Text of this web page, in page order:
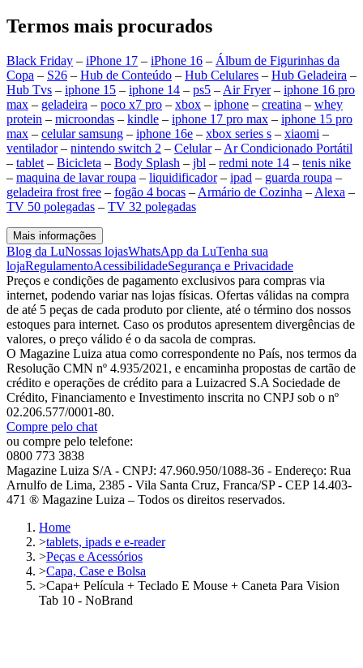
Termos mais procurados
Black Friday – iPhone 17 – iPhone 16 – Álbum de Figurinhas da
Copa – S26 – Hub de Conteúdo – Hub Celulares – Hub Geladeira –
Hub Tvs – iphone 15 – iphone 14 – ps5 – Air Fryer– iphone 16 pro
max – geladeira – poco x7 pro – xbox – iphone – creatina – whey
protein – microondas – kindle – iphone 17 pro max – iphone 15 pro
max – celular samsung – iphone 16e – xbox series s – xiaomi –
ventilador– nintendo switch 2 – Celular– Ar Condicionado Portátil
– tablet – Bicicleta – Body Splash – jbl – redmi note 14 – tenis nike
– maquina de lavar roupa – liquidificador– ipad – guarda roupa –
geladeira frost free – fogão 4 bocas – Armário de Cozinha – Alexa –
TV 50 polegadas – TV 32 polegadas
Mais informações
Blog da LuNossas lojasWhatsApp da LuTenha sua
lojaRegulamentoAcessibilidadeSegurança e Privacidade
Preços e condições de pagamento exclusivos para compras via
internet, podendo variar nas lojas físicas. Ofertas válidas na compra
de até 5 peças de cada produto por cliente, até o término dos nossos
estoques para internet. Caso os produtos apresentem divergências de
valores, o preço válido é o da sacola de compras.
O Magazine Luiza atua como correspondente no País, nos termos da
Resolução CMN nº 4.935/2021, e encaminha propostas de cartão de
crédito e operações de crédito para a Luizacred S.A Sociedade de
Crédito, Financiamento e Investimento inscrita no CNPJ sob o nº
02.206.577/0001-80.
Compre pelo chat
ou compre pelo telefone:
0800 773 3838
Magazine Luiza S/A - CNPJ: 47.960.950/1088-36 - Endereço: Rua
Arnulfo de Lima, 2385 - Vila Santa Cruz, Franca/SP - CEP 14.403-
471 ® Magazine Luiza – Todos os direitos reservados.
Home
>tablets, ipads e e-reader
>Peças e Acessórios
>Capa, Case e Bolsa
>Capa+ Película + Teclado E Mouse + Caneta Para Vision
Tab 10 - NoBrand